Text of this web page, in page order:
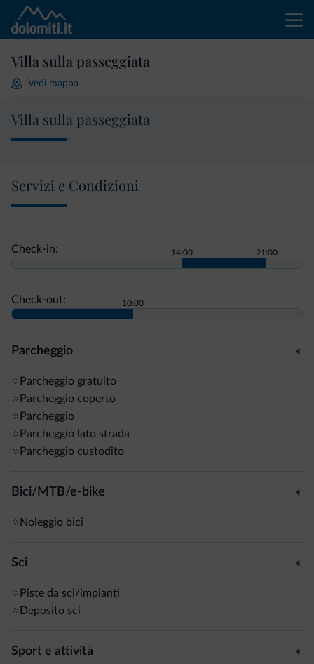
Villa sulla passeggiata
Vedi mappa
Villa sulla passeggiata
Servizi e Condizioni
Check-in: 14:00 21:00
Check-out: 10:00
Parcheggio
Parcheggio gratuito
Parcheggio coperto
Parcheggio
Parcheggio lato strada
Parcheggio custodito
Bici/MTB/e-bike
Noleggio bici
Sci
Piste da sci/impianti
Deposito sci
Sport e attività